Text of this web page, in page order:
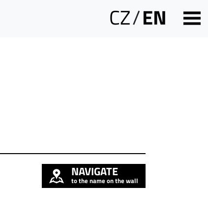
CZ/EN
NAVIGATE
to the name on the wall